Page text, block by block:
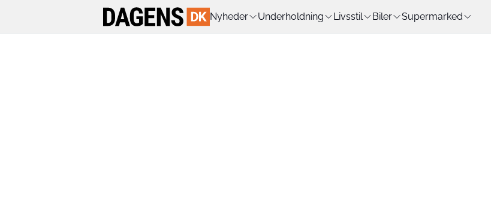
Nyheder Underholdning Livsstil Biler Supermarked